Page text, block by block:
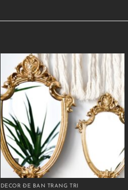
DECOR ĐỂ BÀN TRANG TRÍ